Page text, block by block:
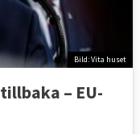
Bild: Vita huset
– EU-